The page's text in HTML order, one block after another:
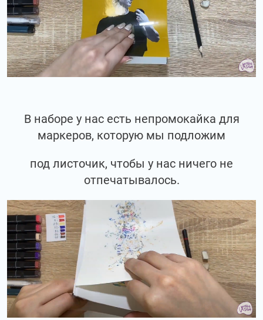
В наборе у нас есть непромокайка для
маркеров, которую мы подложим
под листочик, чтобы у нас ничего не
отпечатывалось.